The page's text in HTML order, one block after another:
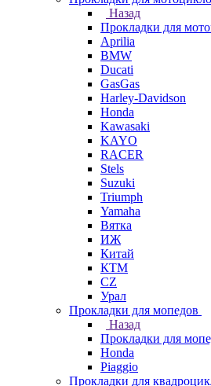
Назад
Прокладки для
Aprilia
BMW
Ducati
GasGas
Harley-Davidson
Honda
Kawasaki
KAYO
RACER
Stels
Suzuki
Triumph
Yamaha
Вятка
ИЖ
Китай
КТМ
СZ
Урал
Прокладки для мопедов
Назад
Прокладки для
Honda
Piaggio
Прокладки для